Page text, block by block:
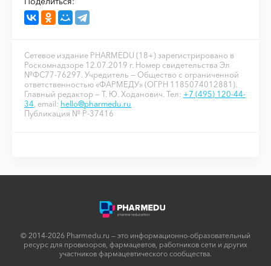
Сетевое издание PHARMEDU (18+) зарегистрировано в
Роскомнадзоре 12.07.2019 г. Номер свидетельства Эл
№ФС77-76297. Учредитель — Общество с ограниченной
ответственностью «ФАРМЕДУ» (ОГРН 1185074012881).
Главный редактор — Т. Ю. Ходанович. Тел: +7 (495) 120-44-
34 , email: hello@pharmedu.ru
Публикация № P-37416
© 2014-2026 Pharmedu.ru — это информационно-образовательный
ресурс для провизоров, фармацевтов, работников сети и других
участников фармацевтического сообщества.